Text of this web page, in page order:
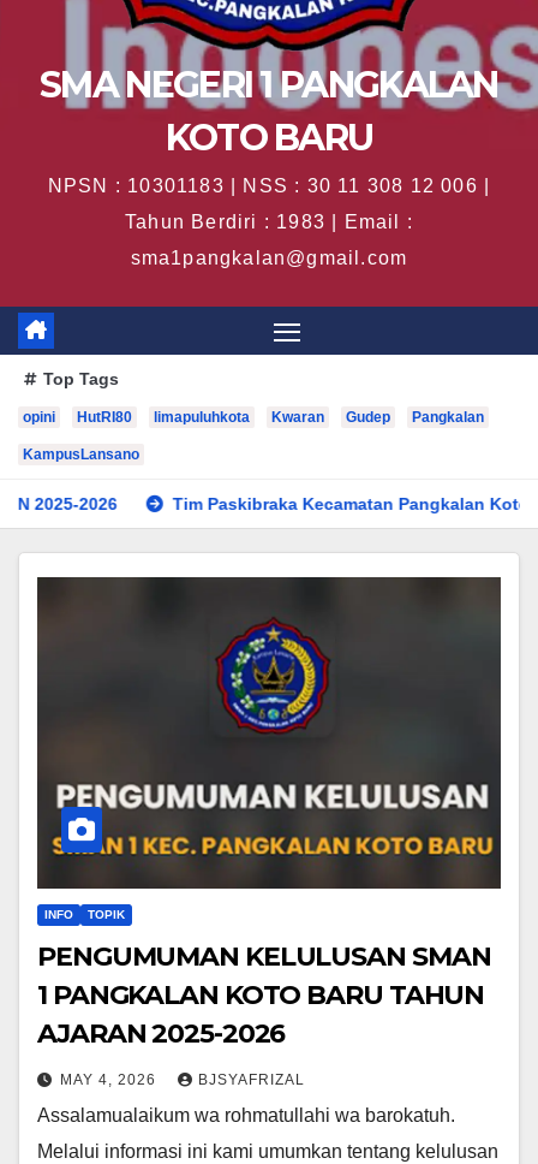
SMA NEGERI 1 PANGKALAN
KOTO BARU
NPSN : 10301183 | NSS : 30 11 308 12 006 |
Tahun Berdiri : 1983 | Email :
sma1pangkalan@gmail.com
Top Tags
opini HutRI80 limapuluhkota Kwaran Gudep Pangkalan
KampusLansano
Tim Paskibraka Kecamatan Pangkalan Koto Baru Sukses
INFO TOPIK
PENGUMUMAN KELULUSAN SMAN
1 PANGKALAN KOTO BARU TAHUN
AJARAN 2025-2026
MAY 4, 2026 BJSYAFRIZAL
Assalamualaikum wa rohmatullahi wa barokatuh.
Melalui informasi ini kami umumkan tentang kelulusan